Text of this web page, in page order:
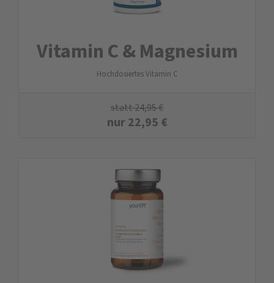
Vitamin C & Magnesium
Hochdosiertes Vitamin C
statt24,95€
nur22,95 €